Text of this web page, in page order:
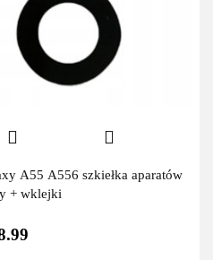
A55 A556 szkiełka aparatów
+ wklejki